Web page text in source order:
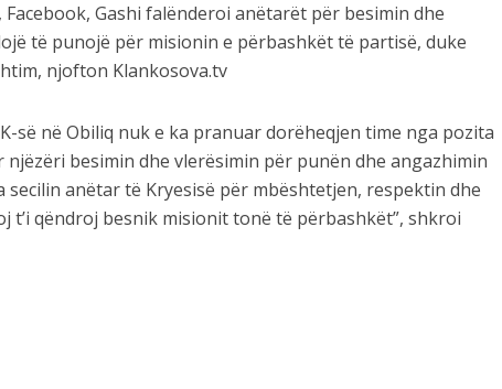
Gashi falënderoi anëtarët për besimin dhe
të punojë për misionin e përbashkët të partisë, duke
njofton Klankosova.tv
së në Obiliq nuk e ka pranuar dorëheqjen time nga pozita
besimin dhe vlerësimin për punën dhe angazhimin
anëtar të Kryesisë për mbështetjen, respektin dhe
t’i qëndroj besnik misionit tonë të përbashkët”, shkroi